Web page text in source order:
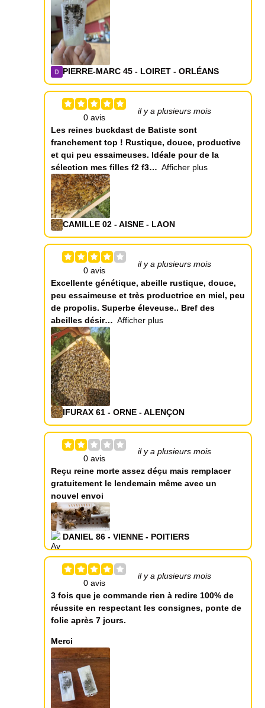
PIERRE-MARC 45 - LOIRET - ORLÉANS
il y a plusieurs mois
Les reines buckdast de Batiste sont
franchement top ! Rustique, douce, productive
et qui peu essaimeuses. Idéale pour de la
sélection mes filles f2 f3
Afficher plus
CAMILLE 02 - AISNE - LAON
il y a plusieurs mois
Excellente génétique, abeille rustique, douce,
peu essaimeuse et très productrice en miel, peu
de propolis. Superbe éleveuse.. Bref des
abeilles désir
Afficher plus
IFURAX 61 - ORNE - ALENÇON
il y a plusieurs mois
Reçu reine morte assez déçu mais remplacer
gratuitement le lendemain même avec un
nouvel envoi
DANIEL 86 - VIENNE - POITIERS
il y a plusieurs mois
3 fois que je commande rien à redire 100% de
réussite en respectant les consignes, ponte de
folie après 7 jours.
Merci